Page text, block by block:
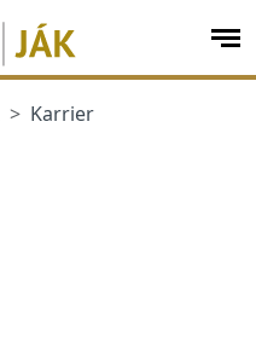
Karrier